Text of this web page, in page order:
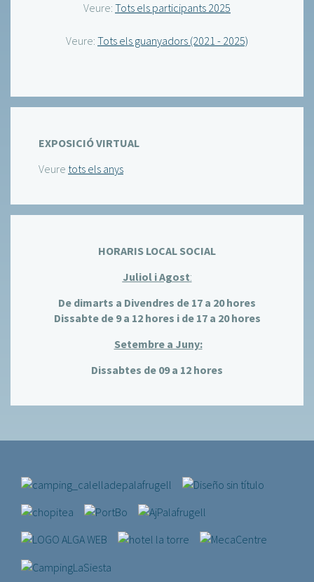
Veure: Tots els participants 2025
Veure: Tots els guanyadors (2021 - 2025)
EXPOSICIÓ VIRTUAL
Veure tots els anys
HORARIS LOCAL SOCIAL
Juliol i Agost:
De dimarts a Divendres de 17 a 20 hores
Dissabte de 9 a 12 hores i de 17 a 20 hores
Setembre a Juny:
Dissabtes de 09 a 12 hores